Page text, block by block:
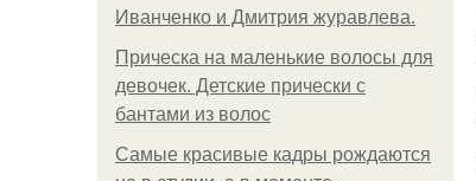
Иванченко и Дмитрия журавлева.
Прическа на маленькие волосы для
девочек. Детские прически с
бантами из волос
Самые красивые кадры рождаются